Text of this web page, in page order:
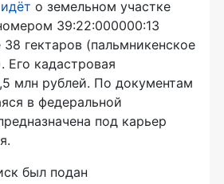
о земельном участке
39:22:000000:13
гектаров (пальмникенское
Его кадастровая
млн рублей. По документам
в федеральной
под карьер
был подан